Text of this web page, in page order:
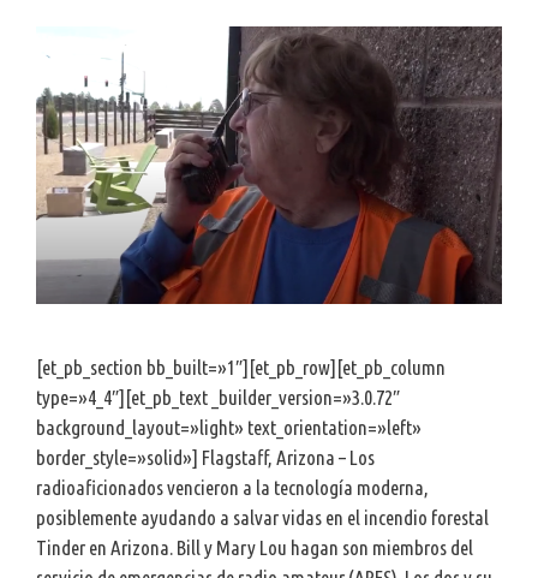
[et_pb_section bb_built=»1″][et_pb_row][et_pb_column
type=»4_4″][et_pb_text _builder_version=»3.0.72″
background_layout=»light» text_orientation=»left»
border_style=»solid»] Flagstaff, Arizona – Los
radioaficionados vencieron a la tecnología moderna,
posiblemente ayudando a salvar vidas en el incendio forestal
Tinder en Arizona. Bill y Mary Lou hagan son miembros del